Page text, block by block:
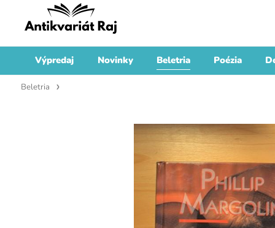
Výpredaj Novinky Beletria Poézia
Beletria